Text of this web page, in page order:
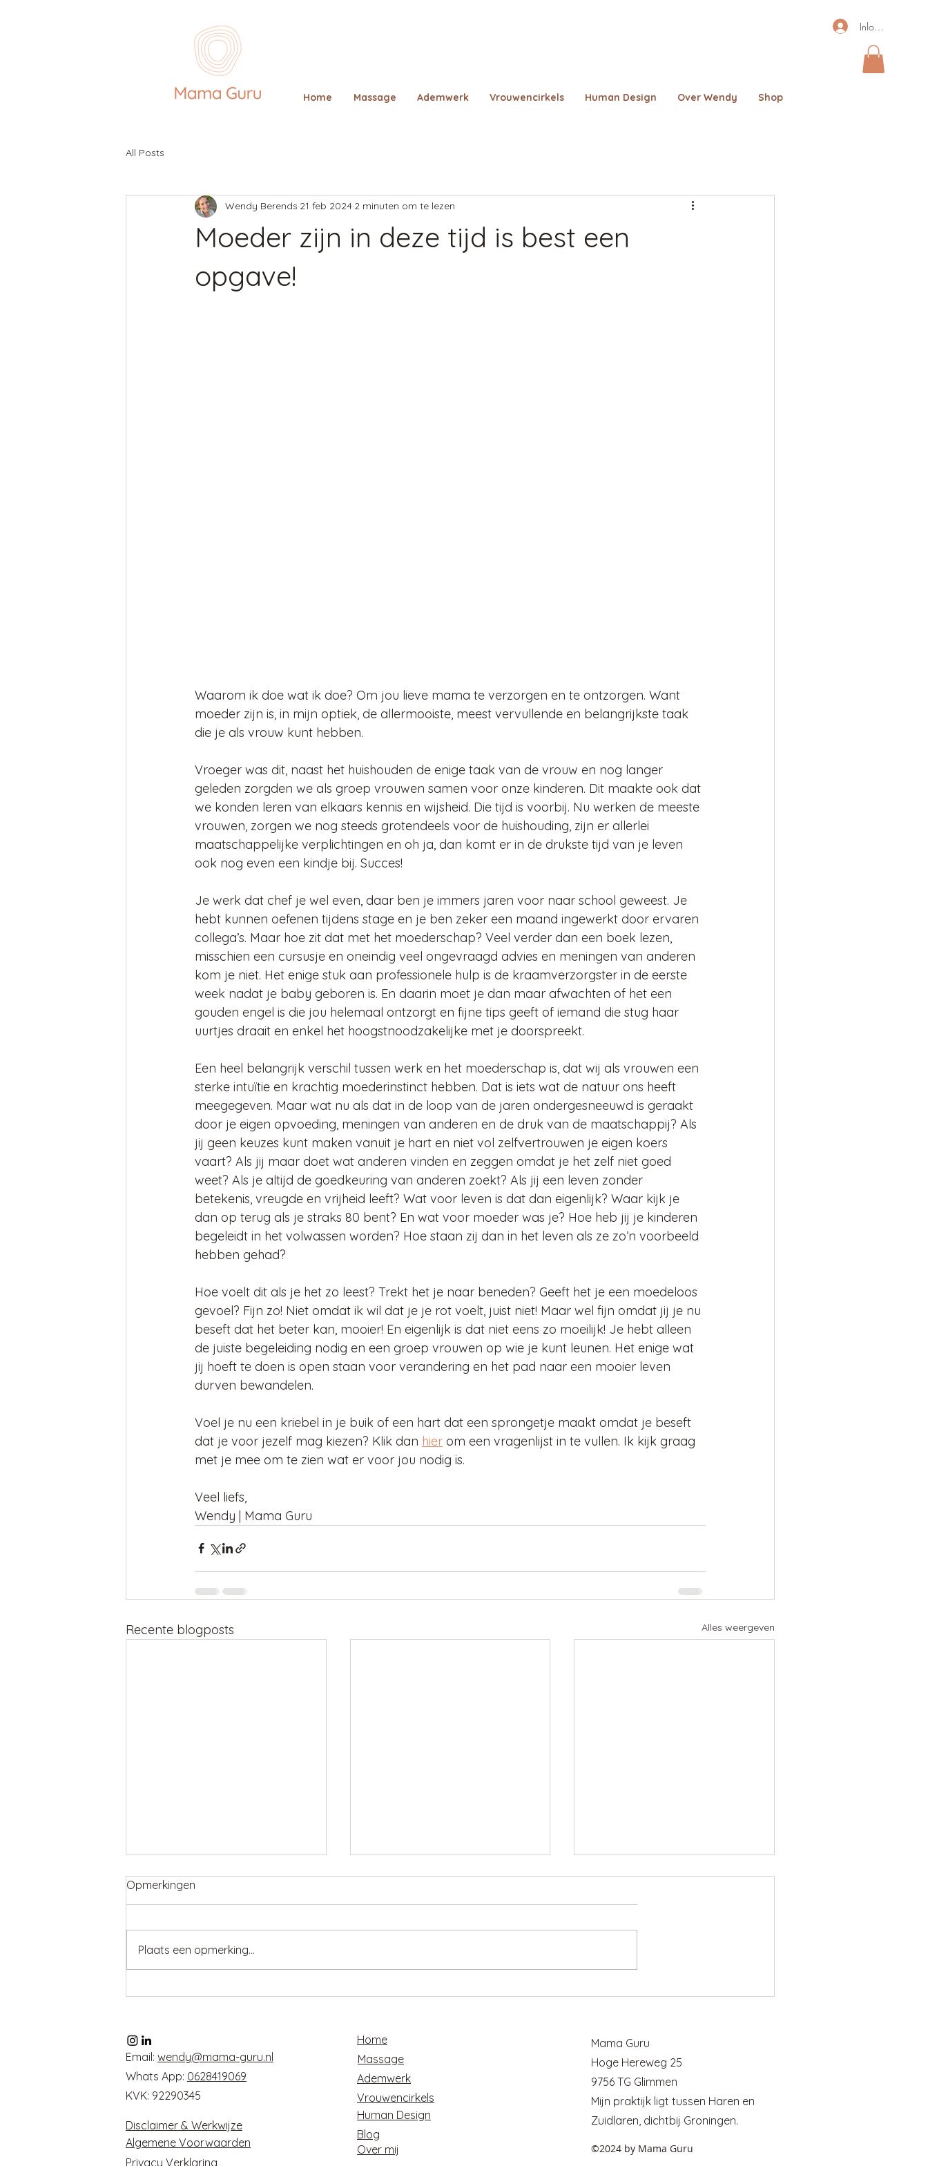
Inloggen
Home Massage Ademwerk Vrouwencirkels Human Design Over Wendy Shop
All Posts
Moeder zijn in deze tijd is best een
opgave!
Wendy Berends 21 feb 2024 2 minuten om te lezen
Waarom ik doe wat ik doe? Om jou lieve mama te verzorgen en te ontzorgen. Want
moeder zijn is, in mijn optiek, de allermooiste, meest vervullende en belangrijkste taak
die je als vrouw kunt hebben.
Vroeger was dit, naast het huishouden de enige taak van de vrouw en nog langer
geleden zorgden we als groep vrouwen samen voor onze kinderen. Dit maakte ook dat
we konden leren van elkaars kennis en wijsheid. Die tijd is voorbij. Nu werken de meeste
vrouwen, zorgen we nog steeds grotendeels voor de huishouding, zijn er allerlei
maatschappelijke verplichtingen en oh ja, dan komt er in de drukste tijd van je leven
ook nog even een kindje bij. Succes!
Je werk dat chef je wel even, daar ben je immers jaren voor naar school geweest. Je
hebt kunnen oefenen tijdens stage en je ben zeker een maand ingewerkt door ervaren
collega’s. Maar hoe zit dat met het moederschap? Veel verder dan een boek lezen,
misschien een cursusje en oneindig veel ongevraagd advies en meningen van anderen
kom je niet. Het enige stuk aan professionele hulp is de kraamverzorgster in de eerste
week nadat je baby geboren is. En daarin moet je dan maar afwachten of het een
gouden engel is die jou helemaal ontzorgt en fijne tips geeft of iemand die stug haar
uurtjes draait en enkel het hoogstnoodzakelijke met je doorspreekt.
Een heel belangrijk verschil tussen werk en het moederschap is, dat wij als vrouwen een
sterke intuïtie en krachtig moederinstinct hebben. Dat is iets wat de natuur ons heeft
meegegeven. Maar wat nu als dat in de loop van de jaren ondergesneeuwd is geraakt
door je eigen opvoeding, meningen van anderen en de druk van de maatschappij? Als
jij geen keuzes kunt maken vanuit je hart en niet vol zelfvertrouwen je eigen koers
vaart? Als jij maar doet wat anderen vinden en zeggen omdat je het zelf niet goed
weet? Als je altijd de goedkeuring van anderen zoekt? Als jij een leven zonder
betekenis, vreugde en vrijheid leeft? Wat voor leven is dat dan eigenlijk? Waar kijk je
dan op terug als je straks 80 bent? En wat voor moeder was je? Hoe heb jij je kinderen
begeleidt in het volwassen worden? Hoe staan zij dan in het leven als ze zo’n voorbeeld
hebben gehad?
Hoe voelt dit als je het zo leest? Trekt het je naar beneden? Geeft het je een moedeloos
gevoel? Fijn zo! Niet omdat ik wil dat je je rot voelt, juist niet! Maar wel fijn omdat jij je nu
beseft dat het beter kan, mooier! En eigenlijk is dat niet eens zo moeilijk! Je hebt alleen
de juiste begeleiding nodig en een groep vrouwen op wie je kunt leunen. Het enige wat
jij hoeft te doen is open staan voor verandering en het pad naar een mooier leven
durven bewandelen.
Voel je nu een kriebel in je buik of een hart dat een sprongetje maakt omdat je beseft
dat je voor jezelf mag kiezen? Klik dan hier om een vragenlijst in te vullen. Ik kijk graag
met je mee om te zien wat er voor jou nodig is.
Veel liefs,
Wendy | Mama Guru
Recente blogposts Alles weergeven
Opmerkingen
Plaats een opmerking...
Email: wendy@mama-guru.nl
Whats App: 0628419069
KVK: 92290345
Disclaimer & Werkwijze
Algemene Voorwaarden
Privacy Verklaring
Home
Massage
Ademwerk
Vrouwencirkels
Human Design
Blog
Over mij
Mama Guru
Hoge Hereweg 25
9756 TG Glimmen
Mijn praktijk ligt tussen Haren en
Zuidlaren, dichtbij Groningen​.
©2024 by Mama Guru